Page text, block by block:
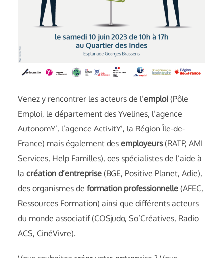
Venez y rencontrer les acteurs de l’emploi(Pôle
Emploi, le département des Yvelines, l’agence
AutonomY’, l’agence ActivitY’, la Région Île-de-
France) mais également des employeurs(RATP, AMI
Services, Help Familles), des spécialistes de l’aide à
la création d’entreprise(BGE, Positive Planet, Adie),
des organismes de formation professionnelle(AFEC,
Ressources Formation) ainsi que différents acteurs
du monde associatif (COSjudo, So’Créatives, Radio
ACS, CinéVivre).